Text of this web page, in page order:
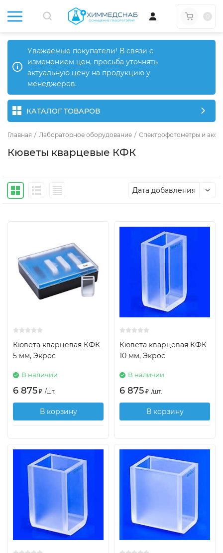
Уважаемые покупатели! В связи с
изменением цен, просьба уточнять
актуальную цену на продукцию у
менеджеров.
КАТАЛОГ ТОВАРОВ
Главная / Лабораторное оборудование / Спектрофотометры и
Кюветы кварцевые КФК
Дата добавления
Кювета кварцевая КФК
5 мм, Экрос
В наличии
6 875 ₽ /шт.
В корзину
Кювета кварцевая КФК
10 мм, Экрос
В наличии
6 875 ₽ /шт.
В корзину